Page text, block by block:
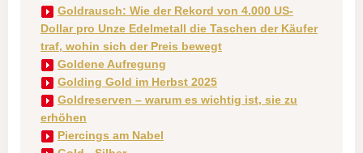
Goldrausch: Wie der Rekord von 4.000 US-
Dollar pro Unze Edelmetall die Taschen der Käufer
traf, wohin sich der Preis bewegt
Goldene Aufregung
Golding Gold im Herbst 2025
Goldreserven – warum es wichtig ist, sie zu
erhöhen
Piercings am Nabel